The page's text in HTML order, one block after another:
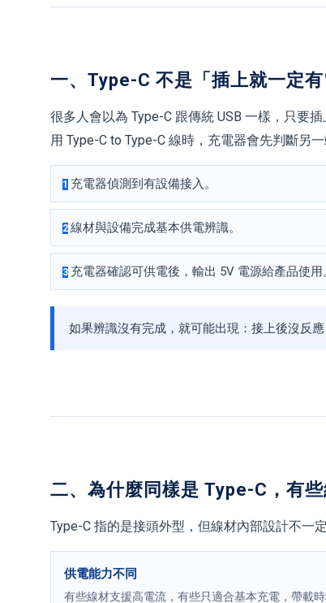
一、Type-C 不是「插上就一定有
很多人會以為 Type-C 跟傳統 USB 一樣，只要
用 Type-C to Type-C 線時，充電器會先判斷另
1 充電器偵測到有設備接入。
2 線材與設備完成基本供電辨識。
3 充電器確認可供電後，輸出 5V 電源給產品使用
如果辨識沒有完成，就可能出現：接上後沒反
二、為什麼同樣是 Type-C，有
Type-C 指的是接頭外型，但線材內部設計不一
供電能力不同
有些線材支援高電流，有些只適合基本充電，帶載時